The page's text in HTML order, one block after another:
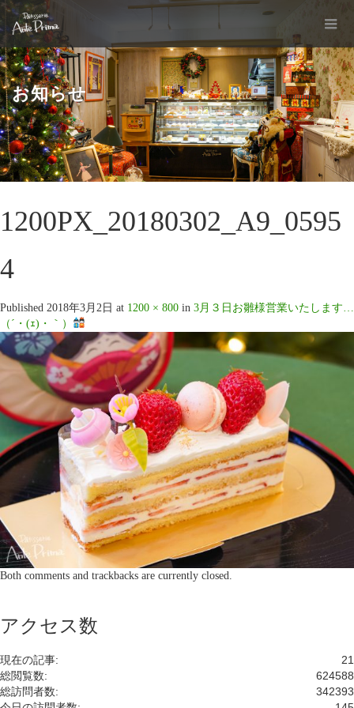
お知らせ
1200PX_20180302_A9_0595
4
Published 2018年3月2日 at 1200 × 800 in 3月３日お雛様営業いたします…
（´・(ｪ)・｀）
Both comments and trackbacks are currently closed.
アクセス数
21
現在の記事:
624588
総閲覧数:
342393
総訪問者数: